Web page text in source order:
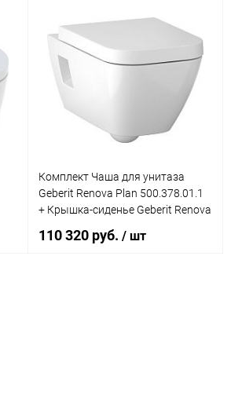
В корзину
Купить в 1 клик Сравнение
В избранное Под заказ
Комплект Чаша для унитаза
Geberit Renova Plan 500.378.01.1
+ Крышка-сиденье Geberit Renova
Plan + Инсталляция Geberit с
кнопкой смыва хром
110 320 руб./ шт